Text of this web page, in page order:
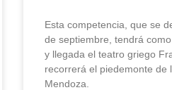
Esta competencia, que se
de septiembre, tendrá
y llegada el teatro griego
recorrerá el piedemonte de
Mendoza.